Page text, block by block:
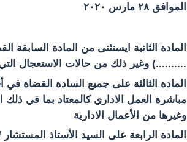
الموافق ۲۸ مارس ۲۰۲۰
..........) وغير ذلك من حالات الاستعجال
وغيرها من الأعمال الادارية
المادة الرابعة على السيد الأستاذ